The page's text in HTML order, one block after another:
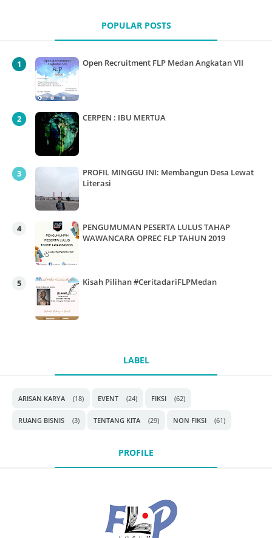
POPULAR POSTS
Open Recruitment FLP Medan Angkatan VII
CERPEN : IBU MERTUA
PROFIL MINGGU INI: Membangun Desa Lewat
Literasi
PENGUMUMAN PESERTA LULUS TAHAP
WAWANCARA OPREC FLP TAHUN 2019
Kisah Pilihan #CeritadariFLPMedan
LABEL
ARISAN KARYA (18) EVENT (24) FIKSI (62)
RUANG BISNIS (3) TENTANG KITA (29) NON FIKSI (61)
PROFILE